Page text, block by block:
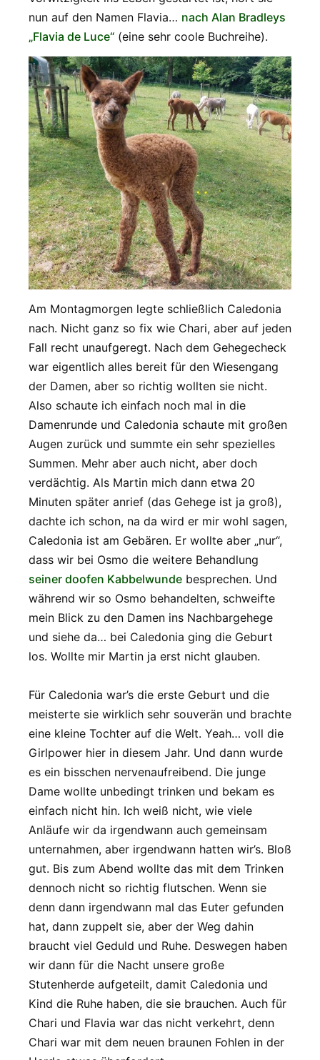
nun auf den Namen Flavia… nach Alan Bradleys
„Flavia de Luce“ (eine sehr coole Buchreihe).
Am Montagmorgen legte schließlich Caledonia
nach. Nicht ganz so fix wie Chari, aber auf jeden
Fall recht unaufgeregt. Nach dem Gehegecheck
war eigentlich alles bereit für den Wiesengang
der Damen, aber so richtig wollten sie nicht.
Also schaute ich einfach noch mal in die
Damenrunde und Caledonia schaute mit großen
Augen zurück und summte ein sehr spezielles
Summen. Mehr aber auch nicht, aber doch
verdächtig. Als Martin mich dann etwa 20
Minuten später anrief (das Gehege ist ja groß),
dachte ich schon, na da wird er mir wohl sagen,
Caledonia ist am Gebären. Er wollte aber „nur“,
dass wir bei Osmo die weitere Behandlung
seiner doofen Kabbelwunde besprechen. Und
während wir so Osmo behandelten, schweifte
mein Blick zu den Damen ins Nachbargehege
und siehe da… bei Caledonia ging die Geburt
los. Wollte mir Martin ja erst nicht glauben.
Für Caledonia war’s die erste Geburt und die
meisterte sie wirklich sehr souverän und brachte
eine kleine Tochter auf die Welt. Yeah… voll die
Girlpower hier in diesem Jahr. Und dann wurde
es ein bisschen nervenaufreibend. Die junge
Dame wollte unbedingt trinken und bekam es
einfach nicht hin. Ich weiß nicht, wie viele
Anläufe wir da irgendwann auch gemeinsam
unternahmen, aber irgendwann hatten wir’s. Bloß
gut. Bis zum Abend wollte das mit dem Trinken
dennoch nicht so richtig flutschen. Wenn sie
denn dann irgendwann mal das Euter gefunden
hat, dann zuppelt sie, aber der Weg dahin
braucht viel Geduld und Ruhe. Deswegen haben
wir dann für die Nacht unsere große
Stutenherde aufgeteilt, damit Caledonia und
Kind die Ruhe haben, die sie brauchen. Auch für
Chari und Flavia war das nicht verkehrt, denn
Chari war mit dem neuen braunen Fohlen in der